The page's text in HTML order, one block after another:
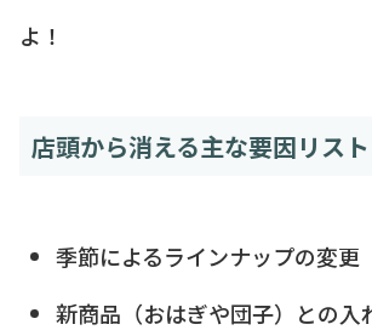
よ！
店頭から消える主な要因リスト
季節によるラインナップの変更
新商品（おはぎや団子）との入